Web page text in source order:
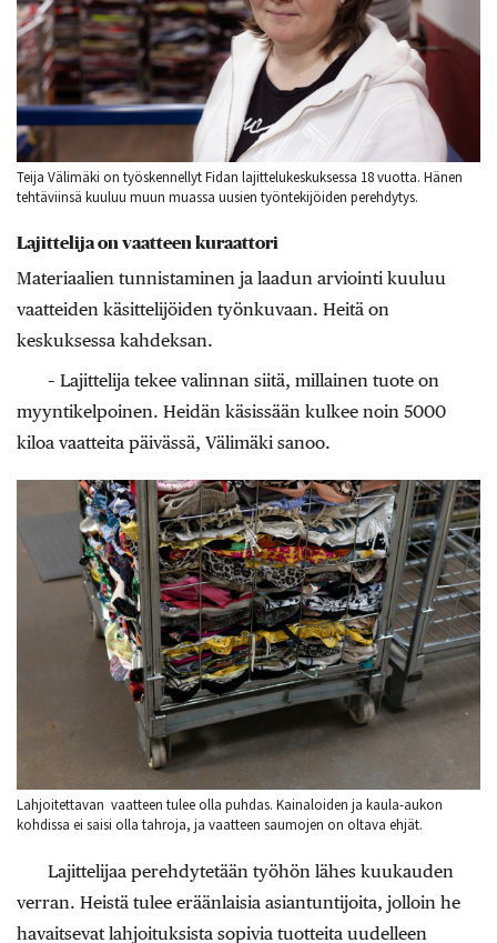
Teija Välimäki on työskennellyt Fidan lajittelukeskuksessa 18 vuotta. Hänen
tehtäviinsä kuuluu muun muassa uusien työntekijöiden perehdytys.
Lajittelija on vaatteen kuraattori
Materiaalien tunnistaminen ja laadun arviointi kuuluu
vaatteiden käsittelijöiden työnkuvaan. Heitä on
keskuksessa kahdeksan.
– Lajittelija tekee valinnan siitä, millainen tuote on
myyntikelpoinen. Heidän käsissään kulkee noin 5000
kiloa vaatteita päivässä, Välimäki sanoo.
Lahjoitettavan vaatteen tulee olla puhdas. Kainaloiden ja kaula-aukon
kohdissa ei saisi olla tahroja, ja vaatteen saumojen on oltava ehjät.
Lajittelijaa perehdytetään työhön lähes kuukauden
verran. Heistä tulee eräänlaisia asiantuntijoita, jolloin he
havaitsevat lahjoituksista sopivia tuotteita uudelleen